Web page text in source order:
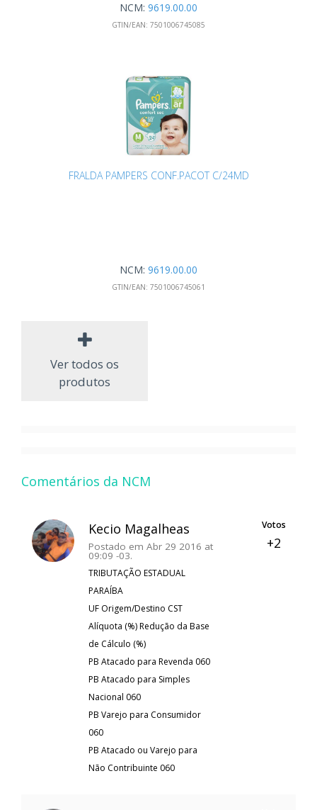
NCM: 9619.00.00
GTIN/EAN: 7501006745085
FRALDA PAMPERS CONF.PACOT C/24MD
NCM: 9619.00.00
GTIN/EAN: 7501006745061
Ver todos os
produtos
Comentários da NCM
Kecio Magalheas
Postado em Abr 29 2016 at
09:09 -03.
TRIBUTAÇÃO ESTADUAL
PARAÍBA
UF Origem/Destino CST
Alíquota (%) Redução da Base
de Cálculo (%)
PB Atacado para Revenda 060
PB Atacado para Simples
Nacional 060
PB Varejo para Consumidor
060
PB Atacado ou Varejo para
Não Contribuinte 060
Votos
+2